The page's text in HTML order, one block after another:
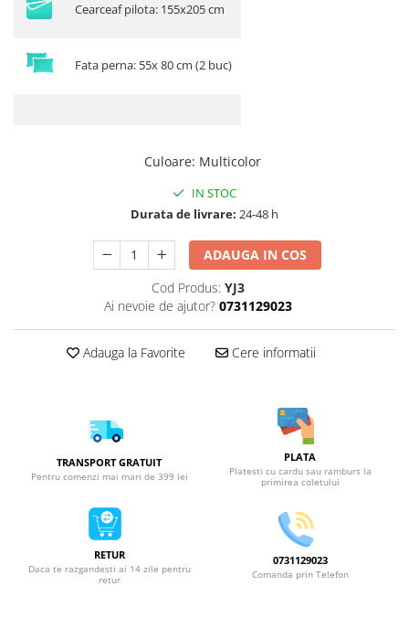
Cearceaf pilota: 155x205 cm
Fata perna: 55x 80 cm (2 buc)
Culoare: Multicolor
IN STOC
Durata de livrare: 24-48 h
ADAUGA IN COS
Cod Produs: YJ3
Ai nevoie de ajutor? 0731129023
Adauga la Favorite Cere informatii
TRANSPORT GRATUIT
Pentru comenzi mai mari de 399 lei
PLATA
Platesti cu cardu sau ramburs la
primirea coletului
RETUR
Daca te razgandesti ai 14 zile pentru
retur
0731129023
Comanda prin Telefon